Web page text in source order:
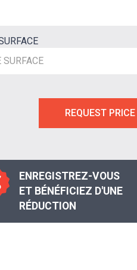
REQUEST PRICE
ENREGISTREZ-VOUS
ET BÉNÉFICIEZ D'UNE
RÉDUCTION